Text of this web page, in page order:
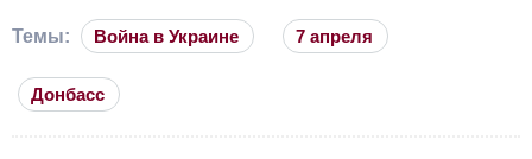
Темы: Война в Украине 7 апреля
Донбасс